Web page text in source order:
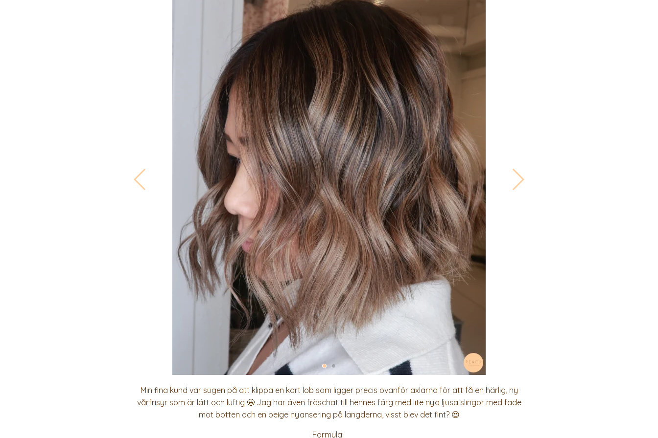
Min fina kund var sugen på att klippa en kort lob som ligger precis ovanför axlarna för att få en härlig, ny
vårfrisyr som är lätt och luftig 🤩 Jag har även fräschat till hennes färg med lite nya ljusa slingor med fade
mot botten och en beige nyansering på längderna, visst blev det fint? 😍
Formula: